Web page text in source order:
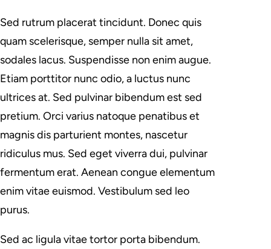
Sed rutrum placerat tincidunt. Donec quis
quam scelerisque, semper nulla sit amet,
sodales lacus. Suspendisse non enim augue.
Etiam porttitor nunc odio, a luctus nunc
ultrices at. Sed pulvinar bibendum est sed
pretium. Orci varius natoque penatibus et
magnis dis parturient montes, nascetur
ridiculus mus. Sed eget viverra dui, pulvinar
fermentum erat. Aenean congue elementum
enim vitae euismod. Vestibulum sed leo
purus.
Sed ac ligula vitae tortor porta bibendum.